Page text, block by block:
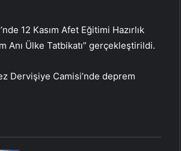
12 Kasım Afet Eğitimi Hazırlık
Anı Ülke Tatbikatı” gerçekleştirildi.
Dervişiye Camisi’nde deprem